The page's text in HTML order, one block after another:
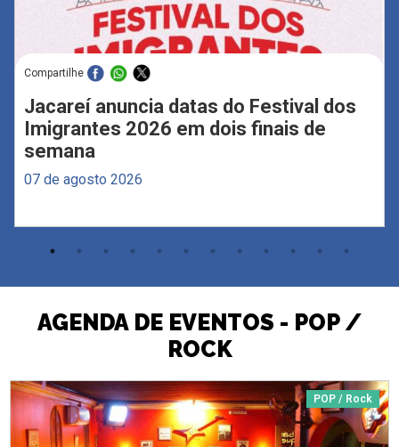
Compartilhe
Jacareí anuncia datas do Festival dos
Imigrantes 2026 em dois finais de
semana
07 de agosto 2026
AGENDA DE EVENTOS - POP /
ROCK
POP / Rock